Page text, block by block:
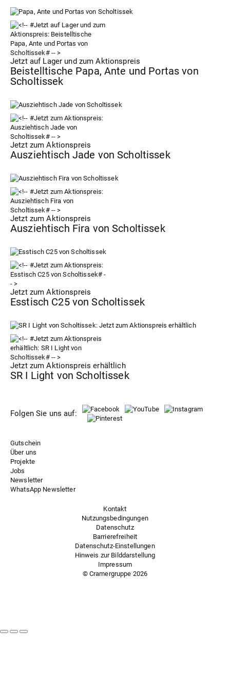
Jetzt auf Lager und zum Aktionspreis
Beistelltische Papa, Ante und Portas von
Scholtissek
Jetzt zum Aktionspreis
Ausziehtisch Jade von Scholtissek
Jetzt zum Aktionspreis
Ausziehtisch Fira von Scholtissek
Jetzt zum Aktionspreis
Esstisch C25 von Scholtissek
Jetzt zum Aktionspreis erhältlich
SR I Light von Scholtissek
Folgen Sie uns auf:
Gutschein
Über uns
Projekte
Jobs
Newsletter
WhatsApp Newsletter
Kontakt
Nutzungsbedingungen
Datenschutz
Barrierefreiheit
Datenschutz-Einstellungen
Hinweis zur Bilddarstellung
Impressum
© Cramergruppe 2026